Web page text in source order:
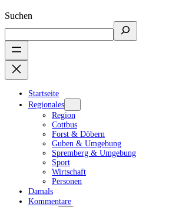
Suchen
Startseite
Regionales
Region
Cottbus
Forst & Döbern
Guben & Umgebung
Spremberg & Umgebung
Sport
Wirtschaft
Personen
Damals
Kommentare